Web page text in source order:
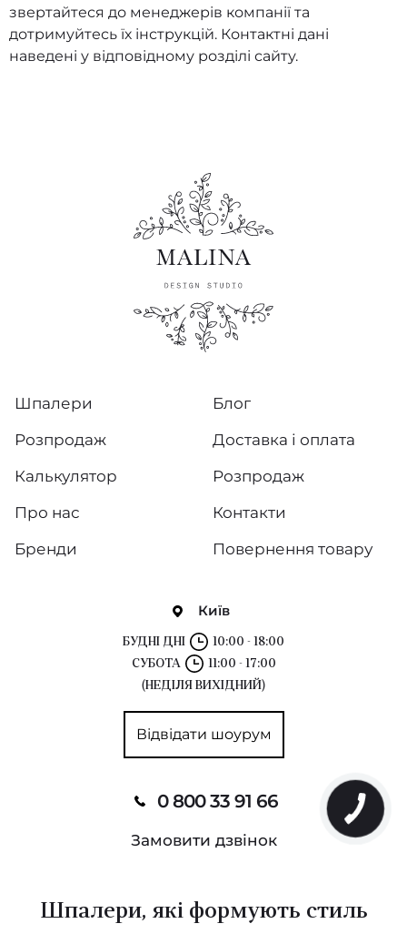
звертайтеся до менеджерів компанії та
дотримуйтесь їх інструкцій. Контактні дані
наведені у відповідному розділі сайту.
Київ
БУДНІ ДНІ
10:00 - 18:00
СУБОТА
11:00 - 17:00
(НЕДІЛЯ ВИХІДНИЙ)
Відвідати шоурум
0 800 33 91 66
Замовити дзвінок
Шпалери
Розпродаж
Калькулятор
Про нас
Бренди
Блог
Доставка і оплата
Розпродаж
Контакти
Повернення товару
Шпалери, які формують стиль